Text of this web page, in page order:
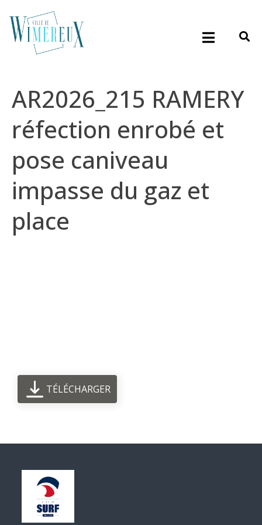
AR2026_215 RAMERY
réfection enrobé et
pose caniveau
impasse du gaz et
place
TÉLÉCHARGER